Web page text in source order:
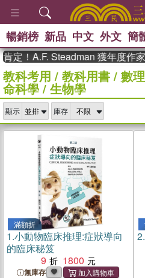
熱搜：
、
史是一
登輝時
偉大
暢銷榜 新品 中文 外文 簡
Steadman 獲年度作家，《
教科考用 / 教科用書/ 數
命科學/ 生物學
顯示 庫存
滿額折
1.小動物臨床推理:症狀導向
的臨床秘笈
9
1800
無庫存
2.